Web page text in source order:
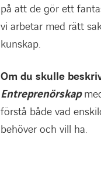
på att de gör ett
vi arbetar med rätt
kunskap.
Om du skulle
Entreprenörskap
förstå både vad
behöver och vill ha.